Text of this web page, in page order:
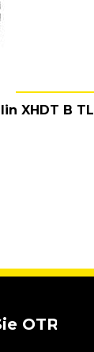
XHDT B TL
OTREM